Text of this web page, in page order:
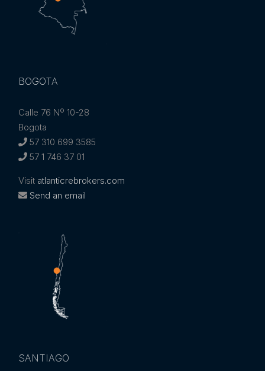
BOGOTA
Calle 76 Nº 10-28
Bogota
57 310 699 3585
57 1 746 37 01
Visit atlanticrebrokers.com
Send an email
SANTIAGO